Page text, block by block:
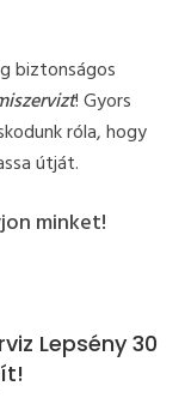
biztonságos
! Gyors
róla, hogy
útját.
minket!
Lepsény 30